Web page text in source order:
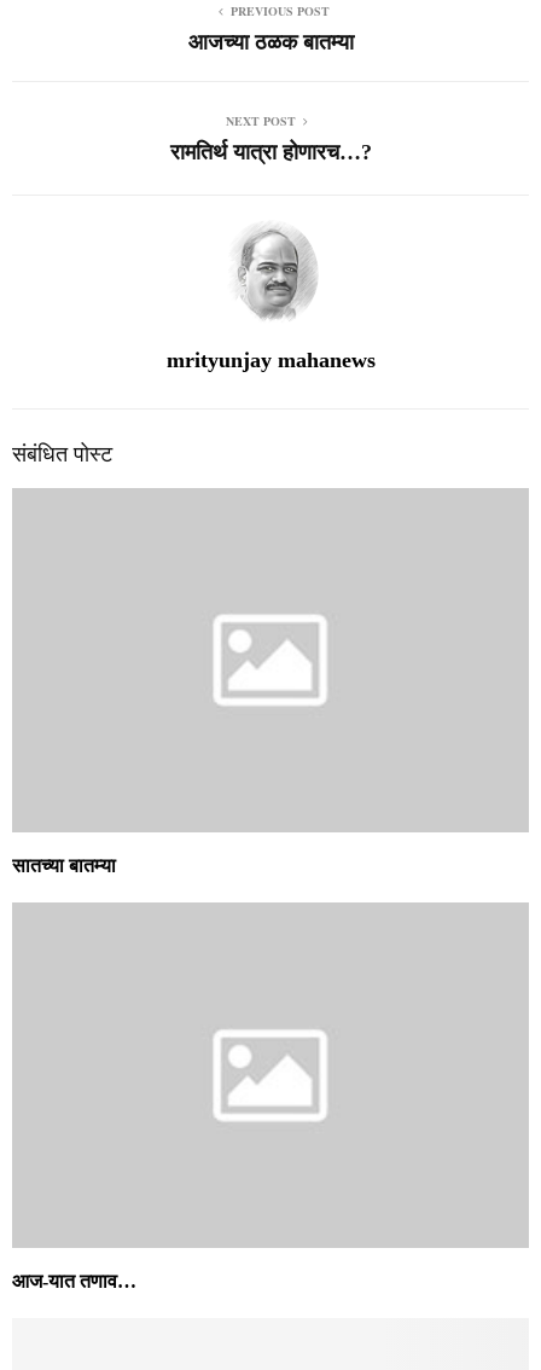
PREVIOUS POST
आजच्या ठळक बातम्या
NEXT POST
रामतिर्थ यात्रा होणारच…?
mrityunjay mahanews
संबंधित पोस्ट
सातच्या बातम्या
आज-यात तणाव…